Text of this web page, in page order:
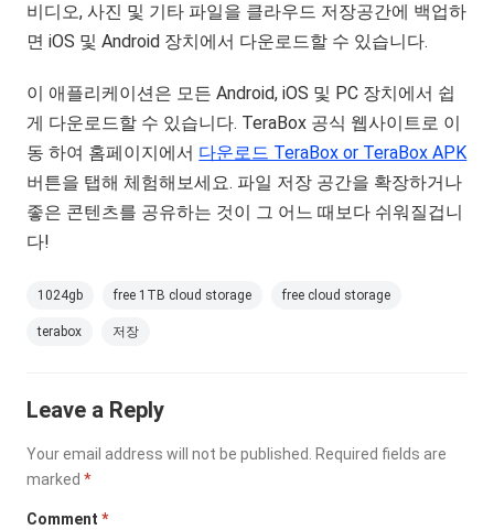
비디오, 사진 및 기타 파일을 클라우드 저장공간에 백업하
면 iOS 및 Android 장치에서 다운로드할 수 있습니다.
이 애플리케이션은 모든 Android, iOS 및 PC 장치에서 쉽
게 다운로드할 수 있습니다. TeraBox 공식 웹사이트로 이
동 하여 홈페이지에서 다운로드 TeraBox or TeraBox APK
버튼을 탭해 체험해보세요. 파일 저장 공간을 확장하거나
좋은 콘텐츠를 공유하는 것이 그 어느 때보다 쉬워질겁니
다!
1024gb free 1TB cloud storage free cloud storage
terabox 저장
Leave a Reply
Your email address will not be published. Required fields are
marked*
Comment*